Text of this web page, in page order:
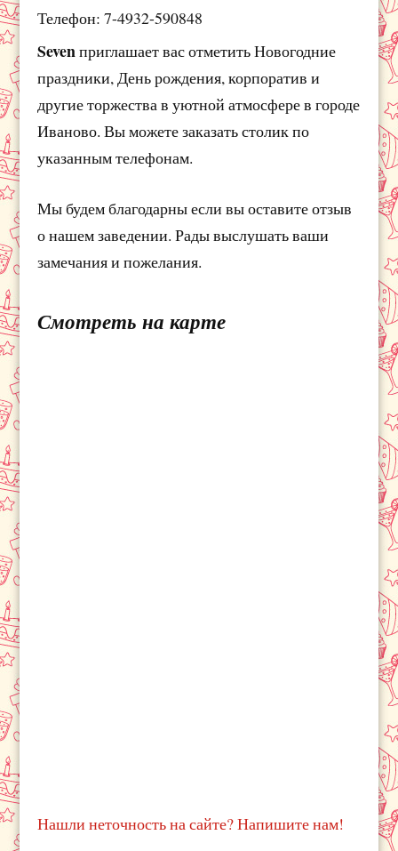
Телефон: 7-4932-590848
Sevenприглашает вас отметить Новогодние
праздники, День рождения, корпоратив и
другие торжества в уютной атмосфере в городе
Иваново. Вы можете заказать столик по
указанным телефонам.
Мы будем благодарны если вы оставите отзыв
о нашем заведении. Рады выслушать ваши
замечания и пожелания.
Смотреть на карте
Нашли неточность на сайте? Напишите нам!